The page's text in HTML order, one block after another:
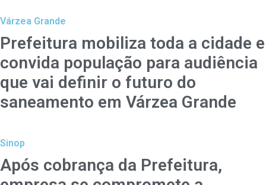
Várzea Grande
Prefeitura mobiliza toda a cidade e
convida população para audiência
que vai definir o futuro do
saneamento em Várzea Grande
Sinop
Após cobrança da Prefeitura,